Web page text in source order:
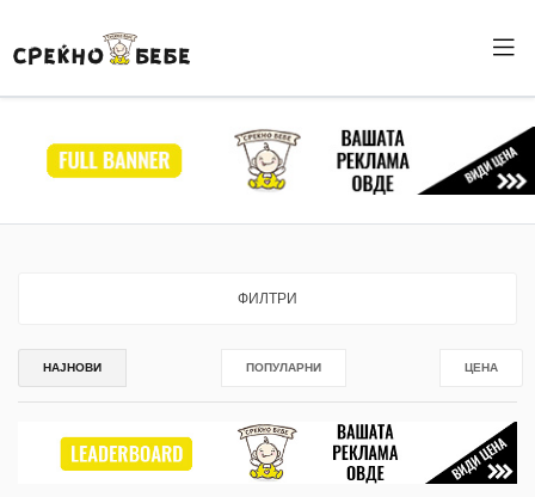
ФИЛТРИ
НАЈНОВИ ПОПУЛАРНИ ЦЕНА